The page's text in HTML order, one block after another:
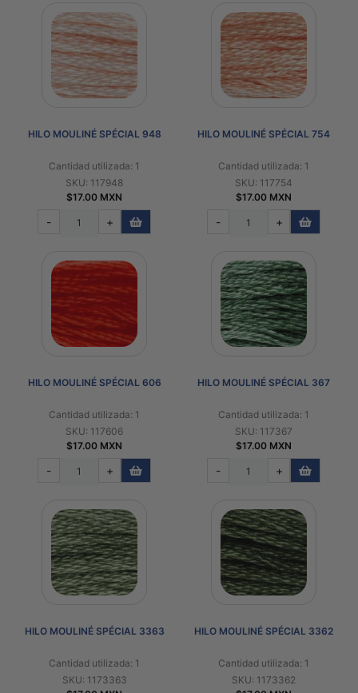
HILO MOULINÉ SPÉCIAL 948
Cantidad utilizada: 1
SKU: 117948
$17.00 MXN
- +
HILO MOULINÉ SPÉCIAL 754
Cantidad utilizada: 1
SKU: 117754
$17.00 MXN
- +
HILO MOULINÉ SPÉCIAL 606
Cantidad utilizada: 1
SKU: 117606
$17.00 MXN
- +
HILO MOULINÉ SPÉCIAL 367
Cantidad utilizada: 1
SKU: 117367
$17.00 MXN
- +
HILO MOULINÉ SPÉCIAL 3363
Cantidad utilizada: 1
SKU: 1173363
HILO MOULINÉ SPÉCIAL 3362
Cantidad utilizada: 1
SKU: 1173362